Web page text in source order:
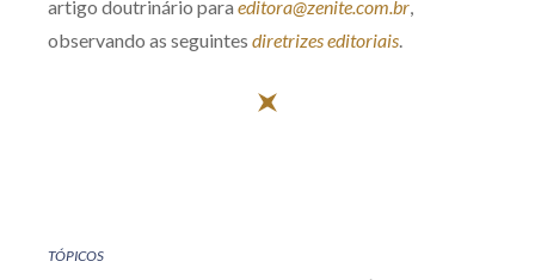
artigo doutrinário para editora@zenite.com.br,
observando as seguintes diretrizes editoriais.
TÓPICOS